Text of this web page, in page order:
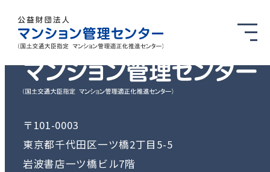
〒101-0003
東京都千代田区一ツ橋2丁目5-5
岩波書店一ツ橋ビル7階